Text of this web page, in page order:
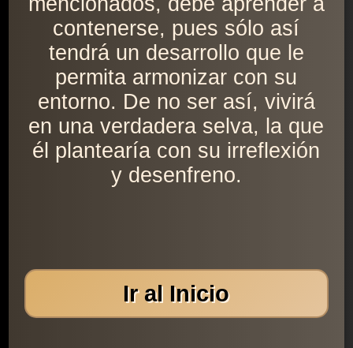
contenerse, pues sólo así
tendrá un desarrollo que le
permita armonizar con su
entorno. De no ser así, vivirá
en una verdadera selva, la que
él plantearía con su irreflexión
y desenfreno.
Ir al Inicio